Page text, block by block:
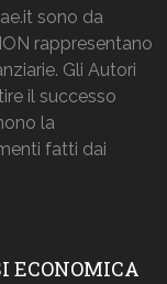
sono da
rappresentano
Gli Autori
il successo
la
fatti dai
ECONOMICA